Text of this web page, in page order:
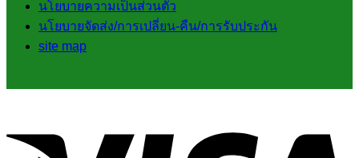
นโยบายความเป็นส่วนตัว
นโยบายจัดส่ง/การเปลี่ยน-คืน/การรับประกัน
site map